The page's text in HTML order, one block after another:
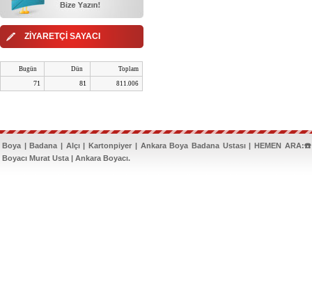
ZİYARETÇİ SAYACI
Bugün Dün Toplam
71 81 811.006
Boya | Badana | Alçı | Kartonpiyer | Ankara Boya Badana Ustası | HEMEN
Boyacı Murat Usta | Ankara Boyacı.